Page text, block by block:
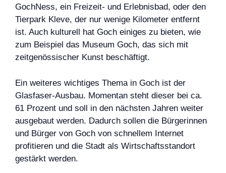
GochNess, ein Freizeit- und Erlebnisbad, oder den
Tierpark Kleve, der nur wenige Kilometer entfernt
ist. Auch kulturell hat Goch einiges zu bieten, wie
zum Beispiel das Museum Goch, das sich mit
zeitgenössischer Kunst beschäftigt.
Ein weiteres wichtiges Thema in Goch ist der
Glasfaser-Ausbau. Momentan steht dieser bei ca.
61 Prozent und soll in den nächsten Jahren weiter
ausgebaut werden. Dadurch sollen die Bürgerinnen
und Bürger von Goch von schnellem Internet
profitieren und die Stadt als Wirtschaftsstandort
gestärkt werden.